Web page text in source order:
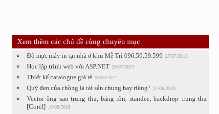
Xem thêm các chủ đề cùng chuyên mục
Đổ mực máy in tại nhà ở khu Mễ Trì 096.59.59.599 27/07/2015
Học lập trình web với ASP.NET 28/07/2015
Thiết kế catalogue giá rẻ 03/02/2021
Quỹ đen của chồng là tài sản chung hay riêng? 27/06/2023
Vector ông sao trung thu, băng rôn, standee, backdrop trung thu
[Corel] 16/08/2018